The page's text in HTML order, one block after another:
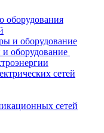
оборудования
оборудование
сетей
сетей